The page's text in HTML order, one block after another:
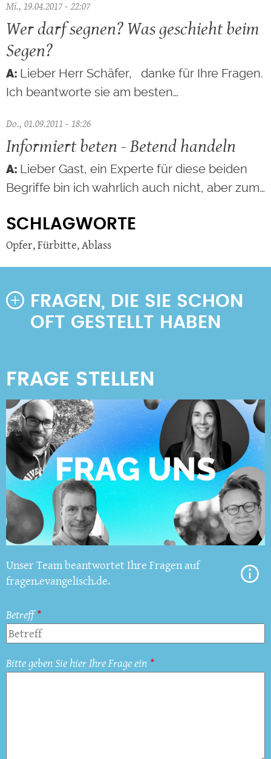
Mi., 19.04.2017 - 22:07
Wer darf segnen? Was geschieht beim
Segen?
Lieber Herr Schäfer, danke für Ihre Fragen.
Ich beantworte sie am besten…
Do., 01.09.2011 - 18:26
Informiert beten - Betend handeln
Lieber Gast, ein Experte für diese beiden
Begriffe bin ich wahrlich auch nicht, aber zum…
SCHLAGWORTE
Opfer,Fürbitte,Ablass
FRAGEN, DIE SIE SCHON
OFT GESTELLT HABEN
Unser Team beantwortet Ihre Fragen auf
fragen.evangelisch.de.
Betreff
Bitte geben Sie hier Ihre Frage ein